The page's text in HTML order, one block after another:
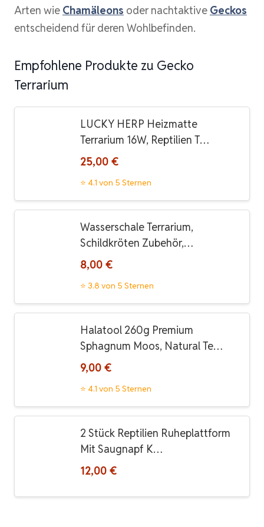
Arten wie Chamäleons oder nachtaktive Geckos
entscheidend für deren Wohlbefinden.
Empfohlene Produkte zu Gecko
Terrarium
LUCKY HERP Heizmatte
Terrarium 16W, Reptilien T…
25,00 €
⭐ 4.1 von 5 Sternen
Wasserschale Terrarium,
Schildkröten Zubehör,…
8,00 €
⭐ 3.8 von 5 Sternen
Halatool 260g Premium
Sphagnum Moos, Natural Te…
9,00 €
⭐ 4.1 von 5 Sternen
2 Stück Reptilien Ruheplattform
Mit Saugnapf K…
12,00 €